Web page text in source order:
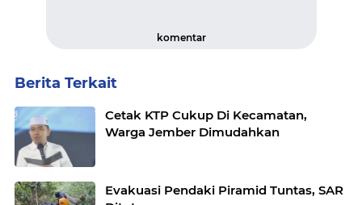
komentar
Berita Terkait
Cetak KTP Cukup Di Kecamatan,
Warga Jember Dimudahkan
Evakuasi Pendaki Piramid Tuntas, SAR